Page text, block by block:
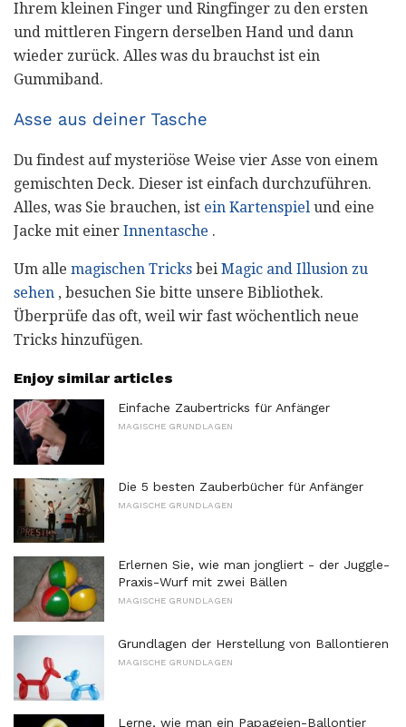
Ihrem kleinen Finger und Ringfinger zu den ersten
und mittleren Fingern derselben Hand und dann
wieder zurück. Alles was du brauchst ist ein
Gummiband.
Asse aus deiner Tasche
Du findest auf mysteriöse Weise vier Asse von einem
gemischten Deck. Dieser ist einfach durchzuführen.
Alles, was Sie brauchen, ist ein Kartenspiel und eine
Jacke mit einer Innentasche .
Um alle magischen Tricks bei Magic and Illusion zu
sehen , besuchen Sie bitte unsere Bibliothek.
Überprüfe das oft, weil wir fast wöchentlich neue
Tricks hinzufügen.
Enjoy similar articles
Einfache Zaubertricks für Anfänger
MAGISCHE GRUNDLAGEN
Die 5 besten Zauberbücher für Anfänger
MAGISCHE GRUNDLAGEN
Erlernen Sie, wie man jongliert - der Juggle-
Praxis-Wurf mit zwei Bällen
MAGISCHE GRUNDLAGEN
Grundlagen der Herstellung von Ballontieren
MAGISCHE GRUNDLAGEN
Lerne, wie man ein Papageien-Ballontier